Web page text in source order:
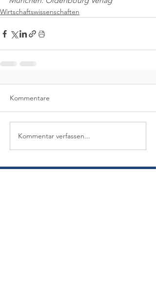
Wirtschaftswissenschaften
Kommentare
Kommentar verfassen...